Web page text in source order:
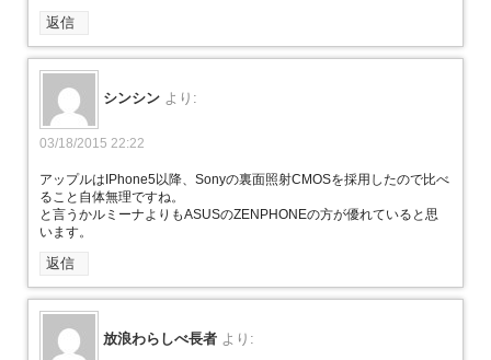
返信
シンシン より:
03/18/2015 22:22
アップルはIPhone5以降、Sonyの裏面照射CMOSを採用したので比べ
ること自体無理ですね。
と言うかルミーナよりもASUSのZENPHONEの方が優れていると思
います。
返信
放浪わらしべ長者 より: